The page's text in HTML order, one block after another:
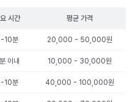
시간 평균 가격
10분 20,000 - 50,000원
이내 10,000 - 30,000원
10분 40,000 - 100,000원